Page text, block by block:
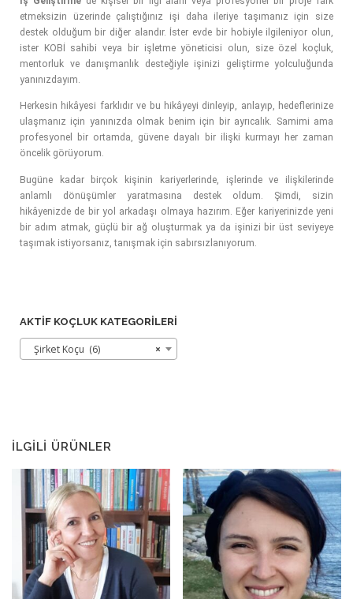
etmeksizin üzerinde çalıştığınız işi daha ileriye taşımanız için size
destek olduğum bir diğer alandır. İster evde bir hobiyle ilgileniyor olun,
ister KOBİ sahibi veya bir işletme yöneticisi olun, size özel koçluk,
mentorluk ve danışmanlık desteğiyle işinizi geliştirme yolculuğunda
yanınızdayım.
Herkesin hikâyesi farklıdır ve bu hikâyeyi dinleyip, anlayıp, hedeflerinize
ulaşmanız için yanınızda olmak benim için bir ayrıcalık. Samimi ama
profesyonel bir ortamda, güvene dayalı bir ilişki kurmayı her zaman
öncelik görüyorum.
Bugüne kadar birçok kişinin kariyerlerinde, işlerinde ve ilişkilerinde
anlamlı dönüşümler yaratmasına destek oldum. Şimdi, sizin
hikâyenizde de bir yol arkadaşı olmaya hazırım. Eğer kariyerinizde yeni
bir adım atmak, güçlü bir ağ oluşturmak ya da işinizi bir üst seviyeye
taşımak istiyorsanız, tanışmak için sabırsızlanıyorum.
AKTIF KOÇLUK KATEGORILERI
×
Şirket Koçu (6)
İLGILI ÜRÜNLER